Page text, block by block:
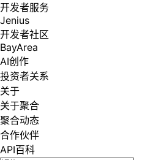
开发者服务
Jenius
开发者社区
BayArea
AI创作
投资者关系
关于
关于聚合
聚合动态
合作伙伴
API百科